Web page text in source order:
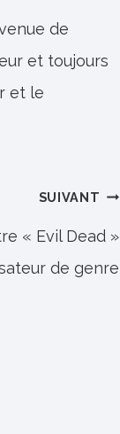
de
et toujours
et le
SUIVANT
« Evil Dead »
de genre